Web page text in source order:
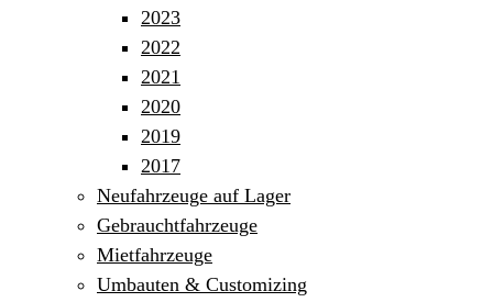
2023
2022
2021
2020
2019
2017
Neufahrzeuge auf Lager
Gebrauchtfahrzeuge
Mietfahrzeuge
Umbauten & Customizing